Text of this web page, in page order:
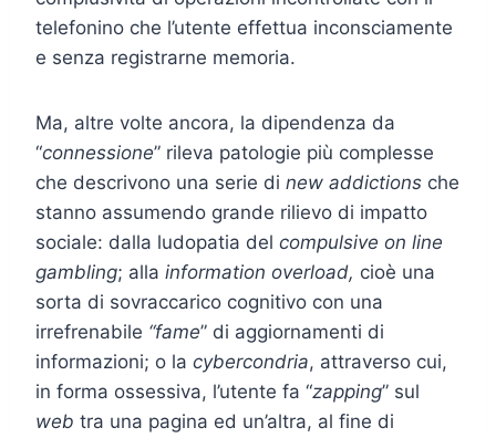
telefonino che l’utente effettua inconsciamente
e senza registrarne memoria.
Ma, altre volte ancora, la dipendenza da
“connessione” rileva patologie più complesse
che descrivono una serie di new addictions che
stanno assumendo grande rilievo di impatto
sociale: dalla ludopatia del compulsive on line
gambling; alla information overload, cioè una
sorta di sovraccarico cognitivo con una
irrefrenabile “fame” di aggiornamenti di
informazioni; o la cybercondria, attraverso cui,
in forma ossessiva, l’utente fa “zapping” sul
web tra una pagina ed un’altra, al fine di